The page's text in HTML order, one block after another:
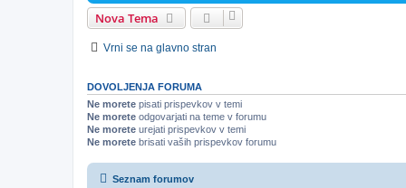
Nova Tema
Vrni se na glavno stran
DOVOLJENJA FORUMA
Ne morete pisati prispevkov v temi
Ne morete odgovarjati na teme v forumu
Ne morete urejati prispevkov v temi
Ne morete brisati vaših prispevkov forumu
Seznam forumov